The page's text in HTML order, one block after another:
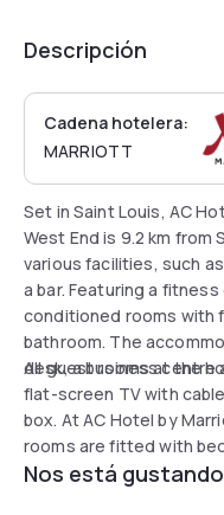
Descripción
Cadena hotelera:
MARRIOTT
Set in Saint Louis, AC
West End is 9.2 km from
various facilities, such
a bar. Featuring a
conditioned rooms with
bathroom. The
desk, a business
All guest rooms at the
flat-screen TV with
box. At AC Hotel by
rooms are fitted with
Nos está gustando